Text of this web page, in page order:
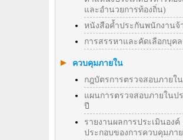
และอำนวยการท้องถิ่น)
หนังสือค้ำประกันพนักงานจ้
การสรรหาและคัดเลือกบุคล
ควบคุมภายใน
กฎบัตรการตรวจสอบภายใน
แผนการตรวจสอบภายในป
ปี
รายงานผลการประเมินองค์
ประกอบของการควบคุมภา